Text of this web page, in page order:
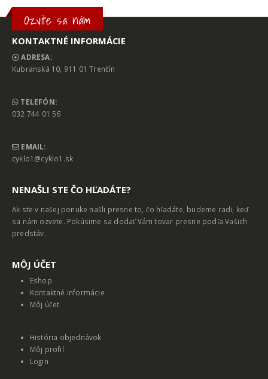
Ozvite sa nám
KONTAKTNÉ INFORMÁCIE
ADRESA:
Kubranská 10, 911 01 Trenčín
TELEFÓN:
032 744 01 56
EMAIL:
cyklo1@cyklo1.sk
NENAŠLI STE ČO HĽADÁTE?
Ak ste v našej ponuke našli presne to, čo hľadáte, budeme radi, keď
sa nám ozvete. Pokúsime sa dodať Vám tovar presne podľa Vašich
predstáv.
MȎJ ÚČET
Eshop
Kontaktné informácie
Môj účet
História objednávok
Môj profil
Login